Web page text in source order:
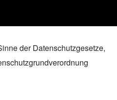
der Datenschutzgesetze,